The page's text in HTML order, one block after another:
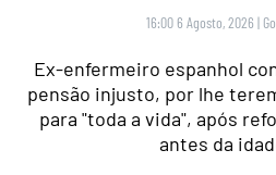
16:00 6 Agosto, 2026 |
Ex-enfermeiro espanhol
pensão injusto, por lhe
para "toda a vida", após
antes da